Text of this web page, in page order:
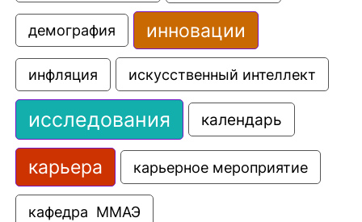
демография инновации
инфляция искусственный интеллект
исследования календарь
карьера карьерное мероприятие
кафедра  ММАЭ